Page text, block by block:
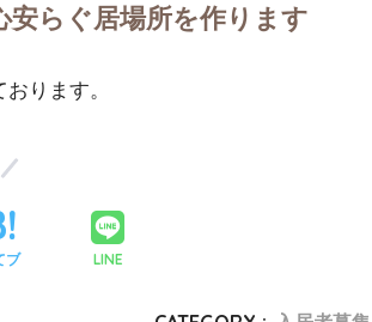
安らぐ居場所を作ります
ります。
ブ LINE